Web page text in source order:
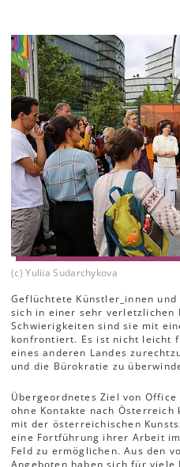
(c) Yuliia Sudarchykova
Geflüchtete Künstler_innen
sich in einer sehr verletzlichen
Schwierigkeiten sind sie mit
konfrontiert. Es ist nicht leicht
eines anderen Landes
und die Bürokratie zu
Übergeordnetes Ziel von
ohne Kontakte nach Österreich
mit der österreichischen
eine Fortführung ihrer Arbeit
Feld zu ermöglichen. Aus den